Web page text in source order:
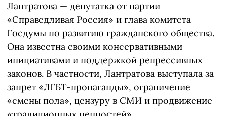
Лантратова — депутатка от партии
«Справедливая Россия» и глава комитета
Госдумы по развитию гражданского общества.
Она известна своими консервативными
инициативами и поддержкой репрессивных
законов. В частности, Лантратова выступала за
запрет «ЛГБТ-пропаганды», ограничение
«смены пола», цензуру в СМИ и продвижение